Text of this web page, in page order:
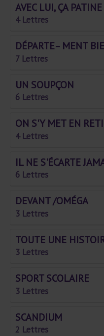
AVEC LUI, ÇA
4 Lettres
DÉPARTE– MENT
7 Lettres
UN SOUPÇON
6 Lettres
ON S'Y MET EN
4 Lettres
IL NE S'ÉCARTE
6 Lettres
DEVANT /OMÉGA
3 Lettres
TOUTE UNE
3 Lettres
SPORT SCOLAIRE
3 Lettres
SCANDIUM
2 Lettres